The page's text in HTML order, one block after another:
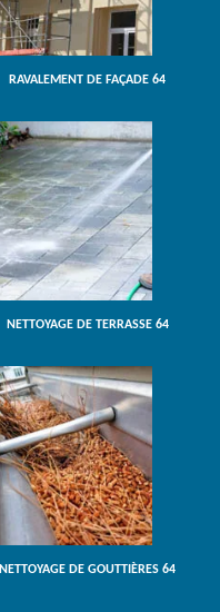
RAVALEMENT DE FAÇADE 64
NETTOYAGE DE TERRASSE 64
NETTOYAGE DE GOUTTIÈRES 64